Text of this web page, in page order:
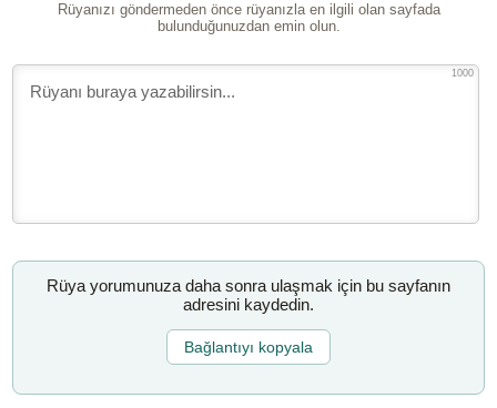
Rüyanızı göndermeden önce rüyanızla en ilgili olan sayfada
bulunduğunuzdan emin olun.
1000
Rüya yorumunuza daha sonra ulaşmak için bu sayfanın
adresini kaydedin.
Bağlantıyı kopyala